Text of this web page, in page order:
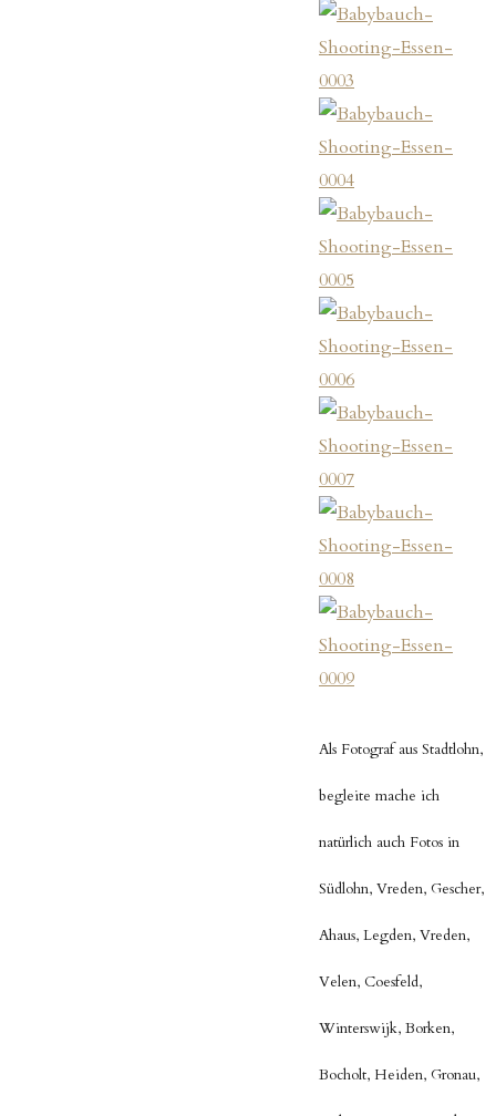
Als Fotograf aus Stadtlohn,
begleite mache ich
natürlich auch Fotos in
Südlohn, Vreden, Gescher,
Ahaus, Legden, Vreden,
Velen, Coesfeld,
Winterswijk, Borken,
Bocholt, Heiden, Gronau,